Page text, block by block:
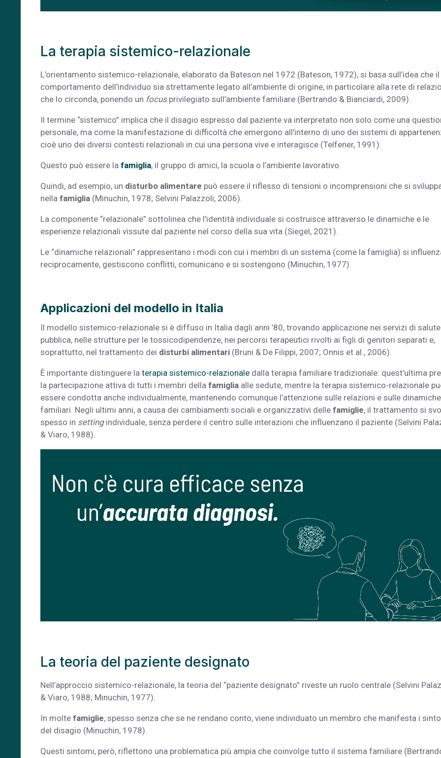
La terapia sistemico-relazionale
L’orientamento sistemico-relazionale, elaborato da Bateson nel 1972 (Bateson, 1972), si basa sull’idea che il
comportamento dell’individuo sia strettamente legato all’ambiente di origine, in particolare alla rete di
che lo circonda, ponendo un focusprivilegiato sull’ambiente familiare (Bertrando & Bianciardi, 2009).
Il termine “sistemico” implica che il disagio espresso dal paziente va interpretato non solo come una
personale, ma come la manifestazione di difficoltà che emergono all’interno di uno dei sistemi di
cioè uno dei diversi contesti relazionali in cui una persona vive e interagisce (Telfener, 1991).
Questo può essere la famiglia, il gruppo di amici, la scuola o l’ambiente lavorativo.
Quindi, ad esempio, un disturbo alimentare può essere il riflesso di tensioni o incomprensioni che si
nella famiglia (Minuchin, 1978; Selvini Palazzoli, 2006).
La componente “relazionale” sottolinea che l’identità individuale si costruisce attraverso le dinamiche e le
esperienze relazionali vissute dal paziente nel corso della sua vita (Siegel, 2021).
Le “dinamiche relazionali” rappresentano i modi con cui i membri di un sistema (come la famiglia) si
reciprocamente, gestiscono conflitti, comunicano e si sostengono (Minuchin, 1977).
Applicazioni del modello in Italia
Il modello sistemico-relazionale si è diffuso in Italia dagli anni ’80, trovando applicazione nei servizi di salute
pubblica, nelle strutture per le tossicodipendenze, nei percorsi terapeutici rivolti ai figli di genitori separati e,
soprattutto, nel trattamento dei disturbi alimentari (Bruni & De Filippi, 2007; Onnis et al., 2006).
È importante distinguere la terapia sistemico-relazionale dalla terapia familiare tradizionale: quest’ultima
la partecipazione attiva di tutti i membri della famiglia alle sedute, mentre la terapia sistemico-relazionale
essere condotta anche individualmente, mantenendo comunque l’attenzione sulle relazioni e sulle dinamiche
familiari. Negli ultimi anni, a causa dei cambiamenti sociali e organizzativi delle famiglie, il trattamento si
spesso in settingindividuale, senza perdere il centro sulle interazioni che influenzano il paziente (Selvini
& Viaro, 1988).
La teoria del paziente designato
Nell’approccio sistemico-relazionale, la teoria del “paziente designato” riveste un ruolo centrale (Selvini
& Viaro, 1988; Minuchin, 1977).
In molte famiglie, spesso senza che se ne rendano conto, viene individuato un membro che manifesta i
del disagio (Minuchin, 1978).
Questi sintomi, però, riflettono una problematica più ampia che coinvolge tutto il sistema familiare